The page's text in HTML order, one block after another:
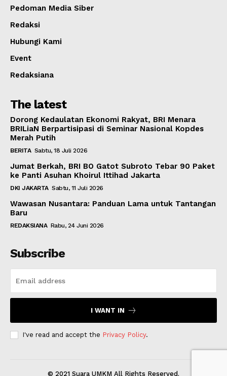
Pedoman Media Siber
Redaksi
Hubungi Kami
Event
Redaksiana
The latest
Dorong Kedaulatan Ekonomi Rakyat, BRI Menara
BRILiaN Berpartisipasi di Seminar Nasional Kopdes
Merah Putih
BERITA Sabtu, 18 Juli 2026
Jumat Berkah, BRI BO Gatot Subroto Tebar 90 Paket
ke Panti Asuhan Khoirul Ittihad Jakarta
DKI JAKARTA Sabtu, 11 Juli 2026
Wawasan Nusantara: Panduan Lama untuk Tantangan
Baru
REDAKSIANA Rabu, 24 Juni 2026
Subscribe
I WANT IN
I've read and accept the Privacy Policy.
© 2021 Suara UMKM All Rights Reserved.